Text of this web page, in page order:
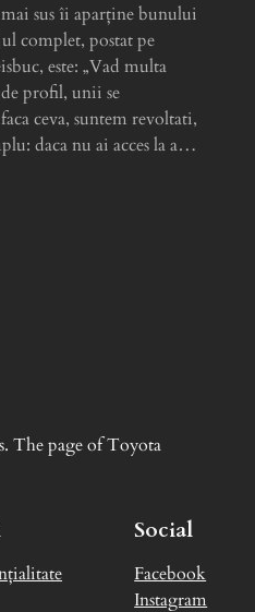
sus îi aparţine bunului
complet, postat pe
este: „Vad multa
profil, unii se
ceva, suntem revoltati,
daca nu ai acces la a…
The page of Toyota
Social
Facebook
Instagram